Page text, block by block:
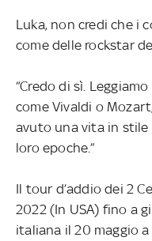
Luka, non credi che i
come delle rockstar
“Credo di sì.
come Vivaldi o
avuto una vita in stile
loro epoche.”
Il tour d’addio dei 2
2022 (In USA) fino a
italiana il 20 maggio a